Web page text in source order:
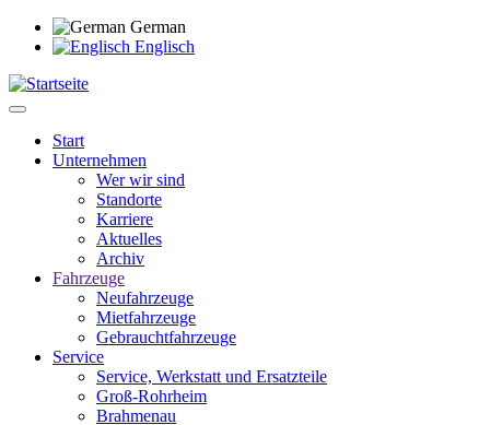
Direkt
zum
German
Englisch
Main
Start
Unternehmen
Wer wir sind
Standorte
Karriere
Aktuelles
Archiv
Fahrzeuge
Neufahrzeuge
Mietfahrzeuge
Gebrauchtfahrzeuge
Service
Service, Werkstatt und Ersatzteile
Groß-Rohrheim
Brahmenau